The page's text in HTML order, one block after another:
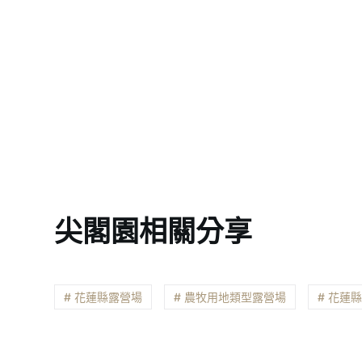
尖閣園相關分享
# 花蓮縣露營場 # 農牧用地類型露營場 # 花蓮